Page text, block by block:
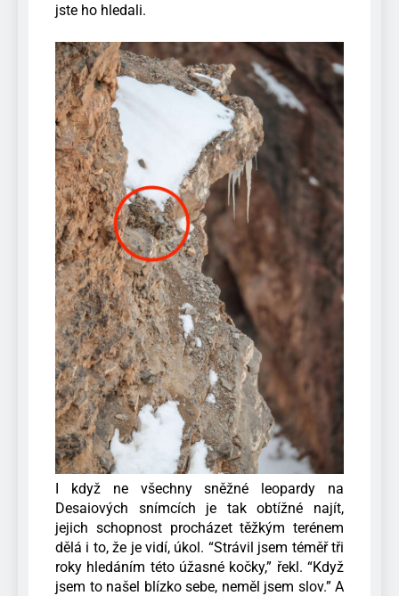
jste ho hledali.
I když ne všechny sněžné leopardy na
Desaiových snímcích je tak obtížné najít,
jejich schopnost procházet těžkým terénem
dělá i to, že je vidí, úkol. “Strávil jsem téměř tři
roky hledáním této úžasné kočky,” řekl. “Když
jsem to našel blízko sebe, neměl jsem slov.” A